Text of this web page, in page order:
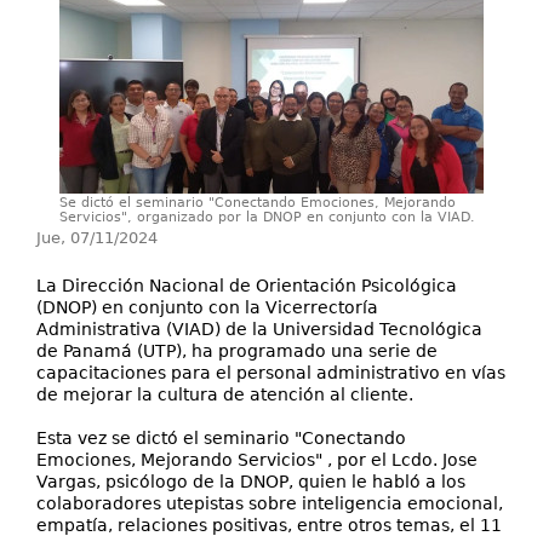
Internacional
Transparencia
Se dictó el seminario "Conectando Emociones, Mejorando
Servicios", organizado por la DNOP en conjunto con la VIAD.
Jue, 07/11/2024
La Dirección Nacional de Orientación Psicológica
(DNOP) en conjunto con la Vicerrectoría
Administrativa (VIAD) de la Universidad Tecnológica
de Panamá (UTP), ha programado una serie de
capacitaciones para el personal administrativo en vías
de mejorar la cultura de atención al cliente.
Esta vez se dictó el seminario "Conectando
Emociones, Mejorando Servicios" , por el Lcdo. Jose
Vargas, psicólogo de la DNOP, quien le habló a los
colaboradores utepistas sobre inteligencia emocional,
empatía, relaciones positivas, entre otros temas, el 11